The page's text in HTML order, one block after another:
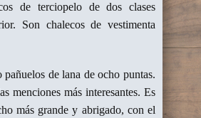
de terciopelo de dos clases
Son chalecos de vestimenta
pañuelos de lana de ocho puntas.
menciones más interesantes. Es
más grande y abrigado, con el